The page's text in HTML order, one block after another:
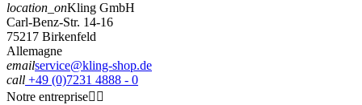
location_onKling GmbH
Carl-Benz-Str. 14-16
75217 Birkenfeld
Allemagne
emailservice@kling-shop.de
call +49 (0)7231 4888 - 0
Notre entreprise 